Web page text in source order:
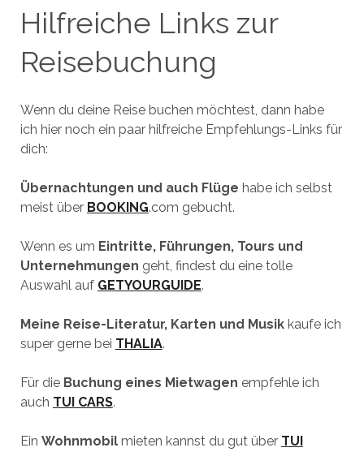
Hilfreiche Links zur
Reisebuchung
Wenn du deine Reise buchen möchtest, dann habe
ich hier noch ein paar hilfreiche Empfehlungs-Links für
dich:
Übernachtungen und auch Flüge habe ich selbst
meist über BOOKING.com gebucht.
Wenn es um Eintritte, Führungen, Tours und
Unternehmungen geht, findest du eine tolle
Auswahl auf GETYOURGUIDE.
Meine Reise-Literatur, Karten und Musikkaufe ich
super gerne bei THALIA.
Für die Buchung eines Mietwagen empfehle ich
auch TUI CARS.
Ein Wohnmobilmieten kannst du gut über TUI